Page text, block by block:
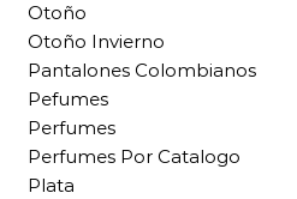
Otoño
Otoño Invierno
Pantalones Colombianos
Pefumes
Perfumes
Perfumes Por Catalogo
Plata